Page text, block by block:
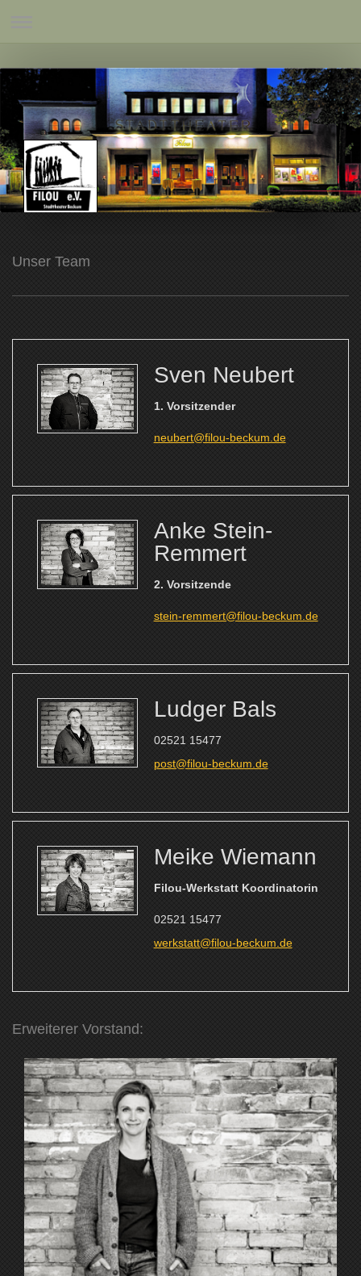
Unser Team
Sven Neubert
1. Vorsitzender
neubert@filou-beckum.de
Anke Stein-
Remmert
2. Vorsitzende
stein-remmert@filou-beckum.de
Ludger Bals
02521 15477
post@filou-beckum.de
Meike Wiemann
Filou-Werkstatt Koordinatorin
02521 15477
werkstatt@filou-beckum.de
Erweiterer Vorstand: